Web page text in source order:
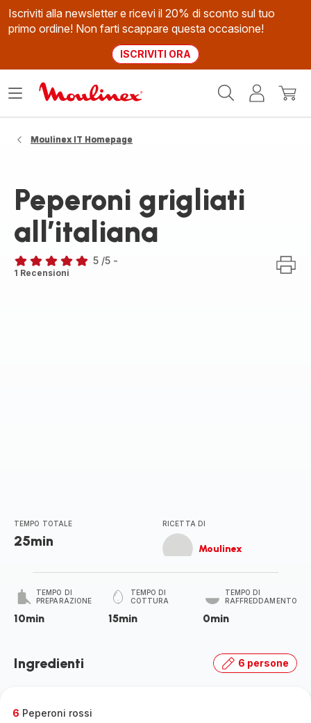
Iscriviti alla newsletter e ricevi il 20% di sconto sul tuo
primo ordine! Non farti scappare questa occasione!
ISCRIVITI ORA
Il
Apri
Moulinex IT Homepage
Peperoni grigliati
all’italiana
Recensione
5 /5 -
1 Recensioni
TEMPO TOTALE
25min
RICETTA DI
Moulinex
TEMPO DI
PREPARAZIONE
10min
TEMPO DI
COTTURA
15min
TEMPO DI
RAFFREDDAMENTO
0min
Ingredienti 6 persone
6 Peperoni rossi